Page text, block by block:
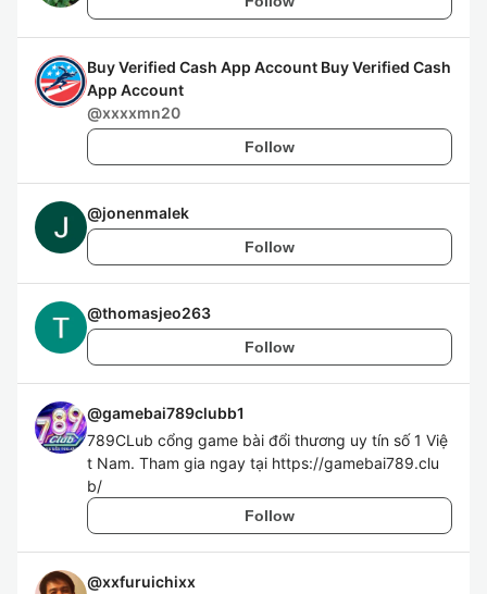
Buy Verified Cash App Account Buy Verified Cash
App Account
@xxxxmn20
Follow
@jonenmalek
Follow
@thomasjeo263
Follow
@gamebai789clubb1
789CLub cổng game bài đổi thương uy tín số 1 Việ
t Nam. Tham gia ngay tại https://gamebai789.clu
b/
Follow
@xxfuruichixx